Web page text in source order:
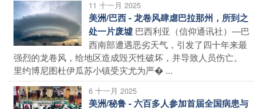
11 十一月 2025
美洲/巴西 - 龙卷风肆虐巴拉那州，所到之
处一片废墟 巴西利亚（信仰通讯社）—巴
西南部遭遇恶劣天气，引发了四十年来最
强烈的龙卷风，给地区造成毁灭性破坏，并导致人员伤亡。
里约博尼图杜伊瓜苏小镇受灾尤为严� ...
6 十一月 2025
美洲/秘鲁 - 六百多人参加首届全国病患与